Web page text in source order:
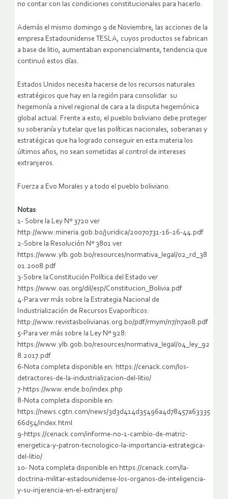
no contar con las condiciones constitucionales para hacerlo.
Además el mismo domingo 9 de Noviembre, las acciones de la
empresa Estadounidense TESLA, cuyos productos se fabrican
a base de litio, aumentaban exponencialmente, tendencia que
continuó estos días.
Estados Unidos necesita hacerse de los recursos naturales
estratégicos que hay en la región para consolidar su
hegemonía a nivel regional de cara a la disputa hegemónica
global actual. Frente a esto, el pueblo boliviano debe proteger
su soberanía y tutelar que las políticas nacionales, soberanas y
estratégicas que ha logrado conseguir en esta materia los
últimos años, no sean sometidas al control de intereses
extranjeros.
Fuerza a Evo Morales y a todo el pueblo boliviano.
Notas:
1- Sobre la Ley Nº 3720 ver
http://www.mineria.gob.bo/juridica/20070731-16-26-44.pdf
2-Sobre la Resolución Nº 3801 ver
https://www.ylb.gob.bo/resources/normativa_legal/02_rd_38
01.2008.pdf
3-Sobre la Constitución Política del Estado ver
https://www.oas.org/dil/esp/Constitucion_Bolivia.pdf
4-Para ver más sobre la Estrategia Nacional de
Industrialización de Recursos Evaporíticos:
http://www.revistasbolivianas.org.bo/pdf/rmym/n7/n7a08.pdf
5-Para ver más sobre la Ley Nº 928:
https://www.ylb.gob.bo/resources/normativa_legal/04_ley_92
8.2017.pdf
6-Nota completa disponible en: https://cenack.com/los-
detractores-de-la-industrializacion-del-litio/
7-https://www.ende.bo/index.php
8-Nota completa disponible en:
https://news.cgtn.com/news/3d3d414d35496a4d78457a63335
66d54/index.html
9-https://cenack.com/informe-no-1-cambio-de-matriz-
energetica-y-patron-tecnologico-la-importancia-estrategica-
del-litio/
10- Nota completa disponible en:https://cenack.com/la-
doctrina-militar-estadounidense-los-organos-de-inteligencia-
y-su-injerencia-en-el-extranjero/